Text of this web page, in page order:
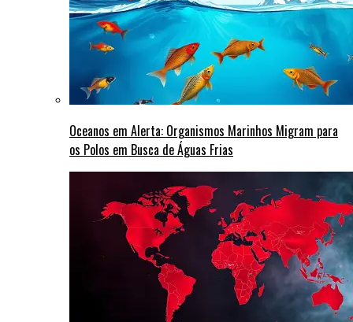
Oceanos em Alerta: Organismos Marinhos Migram para
os Polos em Busca de Águas Frias